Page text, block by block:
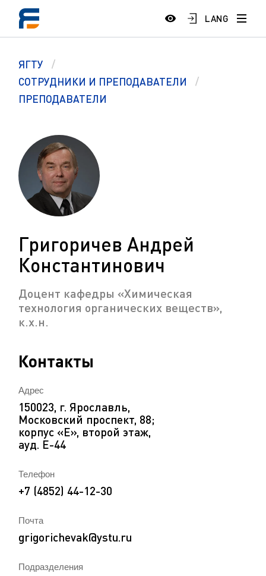
LANG
ЯГТУ
СОТРУДНИКИ И ПРЕПОДАВАТЕЛИ
ПРЕПОДАВАТЕЛИ
Григоричев Андрей
Константинович
Доцент кафедры «Химическая
технология органических веществ»,
к.х.н.
Подразделения
Контакты
Адрес
150023, г. Ярославль,
Московский проспект, 88;
корпус «Е», второй этаж,
ауд. Е-44
Телефон
+7 (4852) 44-12-30
Почта
grigorichevak@ystu.ru